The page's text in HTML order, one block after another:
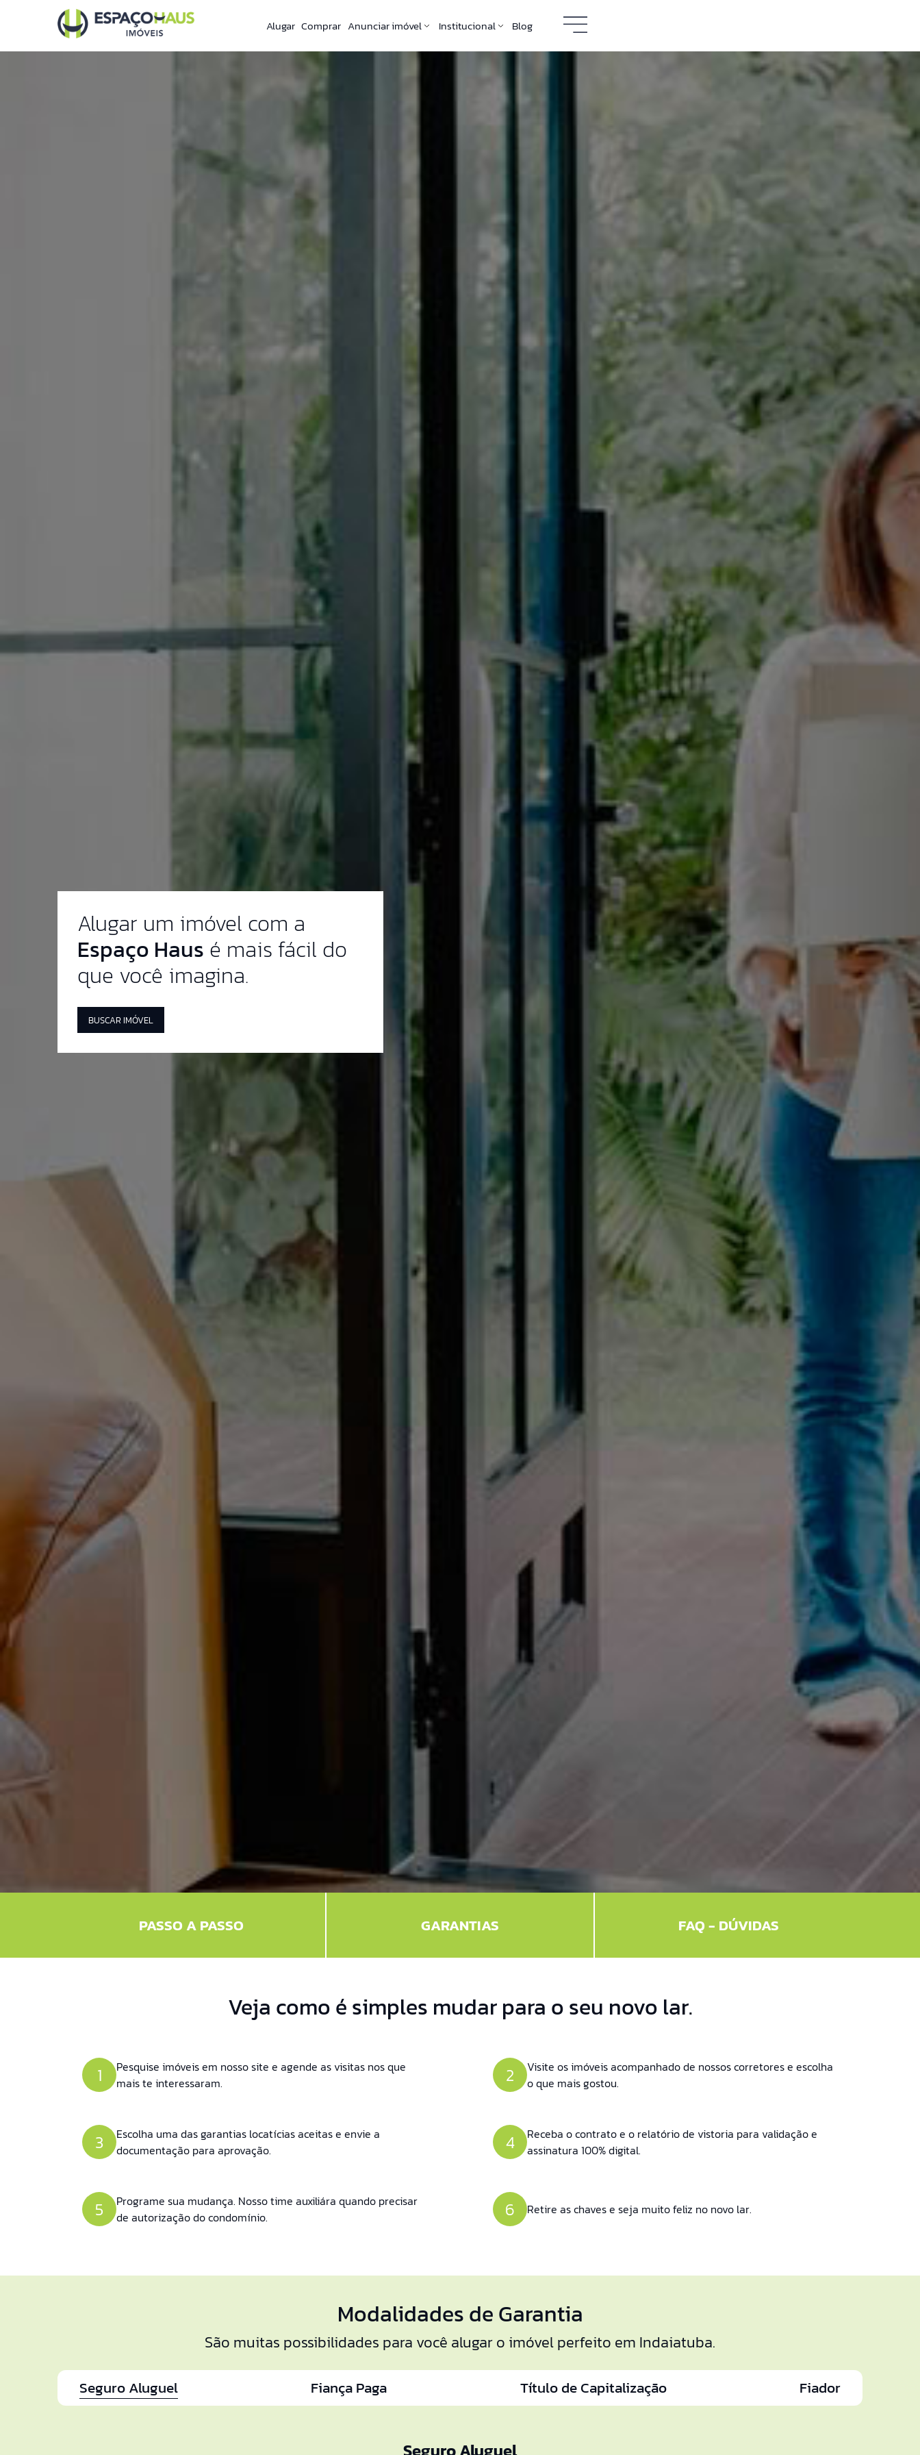
Alugar Comprar Anunciar imóvel Institucional Blog
Alugar um imóvel com a
Espaço Haus é mais fácil do
que você imagina.
BUSCAR IMÓVEL
PASSO A PASSO GARANTIAS FAQ - DÚVIDAS
Veja como é simples mudar para o seu novo lar.
1
Pesquise imóveis em nosso site e agende as visitas nos que
mais te interessaram.
2
Visite os imóveis acompanhado de nossos corretores e escolha
o que mais gostou.
3
Escolha uma das garantias locatícias aceitas e envie a
documentação para aprovação.
4
Receba o contrato e o relatório de vistoria para validação e
assinatura 100% digital.
5
Programe sua mudança. Nosso time auxiliára quando precisar
de autorização do condomínio.
6 Retire as chaves e seja muito feliz no novo lar.
Modalidades de Garantia
São muitas possibilidades para você alugar o imóvel perfeito em Indaiatuba.
Seguro Aluguel Fiança Paga Título de Capitalização Fiador